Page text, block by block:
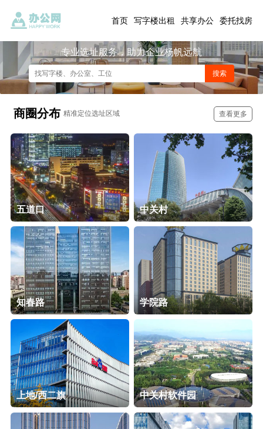
首页 写字楼出租 共享办公 委托找房
专业选址服务，助力企业杨帆远航
商圈分布 精准定位选址区域 查看更多
五道口 中关村
知春路 学院路
上地/西二旗 中关村软件园